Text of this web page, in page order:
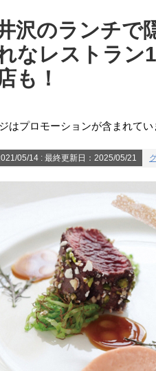
沢のランチで
なレストラン
も！
はプロモーションが含まれてい
05/14 : 最終更新日：2025/05/21